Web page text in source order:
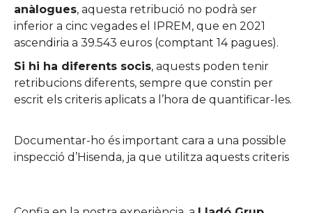
anàlogues, aquesta retribució no podrà ser
inferior a cinc vegades el IPREM, que en 2021
ascendiria a 39.543 euros (comptant 14 pagues).
Si hi ha diferents socis, aquests poden tenir
retribucions diferents, sempre que constin per
escrit els criteris aplicats a l’hora de quantificar-les.
Documentar-ho és important cara a una possible
inspecció d’Hisenda, ja que utilitza aquests criteris